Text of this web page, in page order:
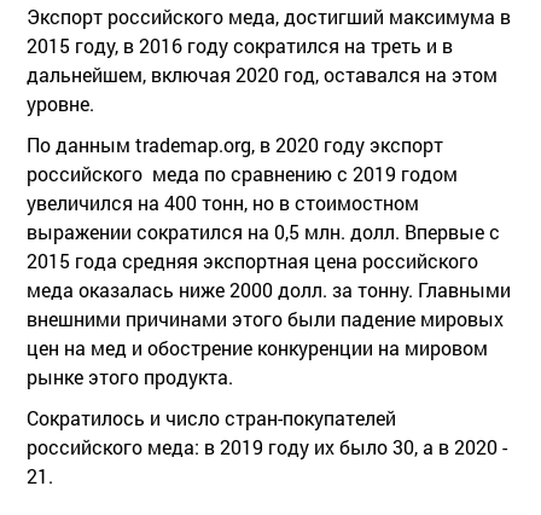
Экспорт российского меда, достигший максимума в
2015 году, в 2016 году сократился на треть и в
дальнейшем, включая 2020 год, оставался на этом
уровне.
По данным trademap.org, в 2020 году экспорт
российского меда по сравнению с 2019 годом
увеличился на 400 тонн, но в стоимостном
выражении сократился на 0,5 млн. долл. Впервые с
2015 года средняя экспортная цена российского
меда оказалась ниже 2000 долл. за тонну. Главными
внешними причинами этого были падение мировых
цен на мед и обострение конкуренции на мировом
рынке этого продукта.
Сократилось и число стран-покупателей
российского меда: в 2019 году их было 30, а в 2020 -
21.